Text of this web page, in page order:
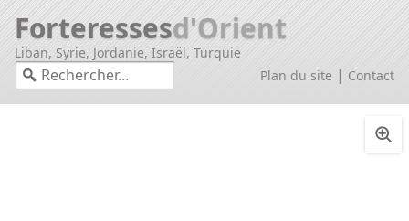
Forteressesd'Orient
Liban, Syrie, Jordanie, Israël, Turquie
Plan du site | Contact